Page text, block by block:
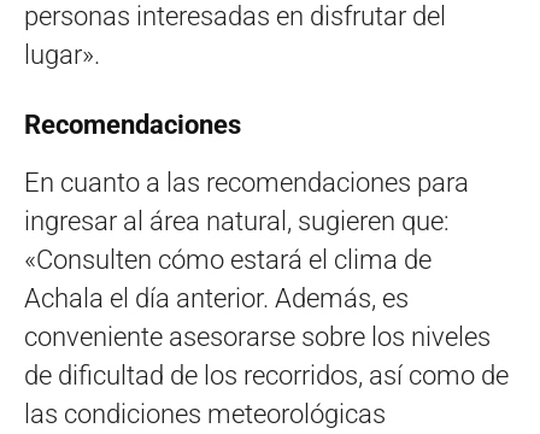
personas interesadas en disfrutar del
lugar».
Recomendaciones
En cuanto a las recomendaciones para
ingresar al área natural, sugieren que:
«Consulten cómo estará el clima de
Achala el día anterior. Además, es
conveniente asesorarse sobre los niveles
de dificultad de los recorridos, así como de
las condiciones meteorológicas